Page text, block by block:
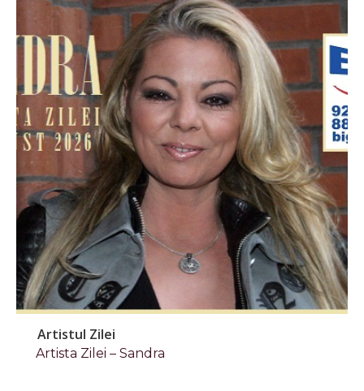
Artistul Zilei
Artista Zilei – Sandra